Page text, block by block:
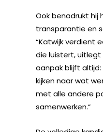
Ook benadrukt hij
transparantie en
“Katwijk verdient
die luistert, uitlegt
aanpak blijft
kijken naar wat
met alle andere
samenwerken.”